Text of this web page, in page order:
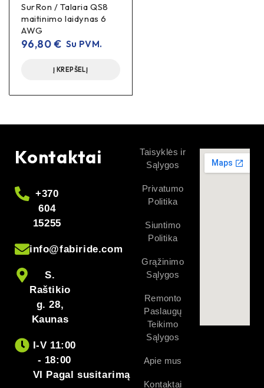
SurRon / Talaria QS8
maitinimo laidynas 6
AWG
96,80€ Su PVM.
Į KREPŠELĮ
Kontaktai
+370
604
15255
info@fabiride.com
S.
Raštikio
g. 28,
Kaunas
I-V 11:00
- 18:00
VI Pagal susitarimą
Taisyklės ir
Sąlygos
Privatumo
Politika
Siuntimo
Politika
Grąžinimo
Sąlygos
Remonto
Paslaugų
Teikimo
Sąlygos
Apie mus
Kontaktai